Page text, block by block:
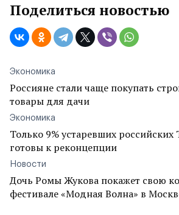
Поделиться новостью
Экономика
Россияне стали чаще покупать
товары для дачи
Экономика
Только 9% устаревших российских
готовы к реконцепции
Новости
Дочь Ромы Жукова покажет свою
фестивале «Модная Волна» в